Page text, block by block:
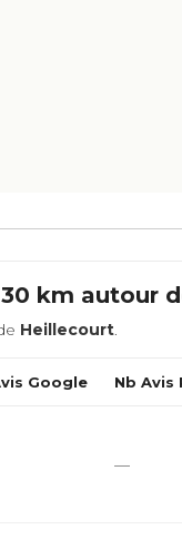
km autour
Heillecourt.
Google Nb Avis
—